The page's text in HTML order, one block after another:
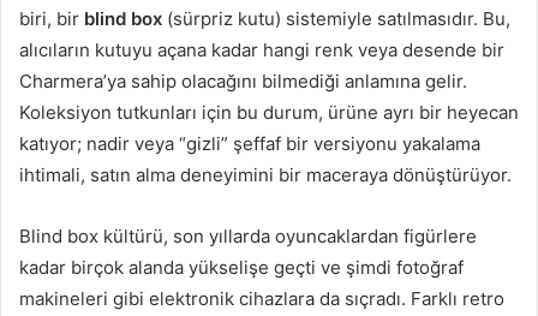
biri, bir blind box (sürpriz kutu) sistemiyle satılmasıdır. Bu,
alıcıların kutuyu açana kadar hangi renk veya desende bir
Charmera’ya sahip olacağını bilmediği anlamına gelir.
Koleksiyon tutkunları için bu durum, ürüne ayrı bir heyecan
katıyor; nadir veya “gizli” şeffaf bir versiyonu yakalama
ihtimali, satın alma deneyimini bir maceraya dönüştürüyor.
Blind box kültürü, son yıllarda oyuncaklardan figürlere
kadar birçok alanda yükselişe geçti ve şimdi fotoğraf
makineleri gibi elektronik cihazlara da sıçradı. Farklı retro